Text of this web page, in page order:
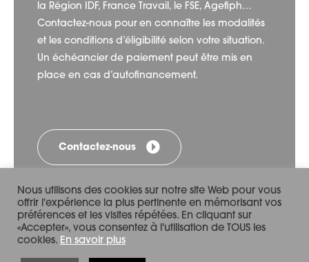
la Région IDF, France Travail, le FSE, Agefiph…
Contactez-nous pour en connaître les modalités
et les conditions d’éligibilité selon votre situation.
Un échéancier de paiement peut être mis en
place en cas d’autofinancement.
Contactez-nous
CRÉDITS & MENTIONS LÉGALES
Nous utilisons des cookies sur notre site Web pour vous
offrir l'expérience la plus pertinente en mémorisant vos
préférences et les visites répétées. En cliquant sur
«Accepter», vous consentez à l'utilisation de TOUS les
cookies. En savoir plus